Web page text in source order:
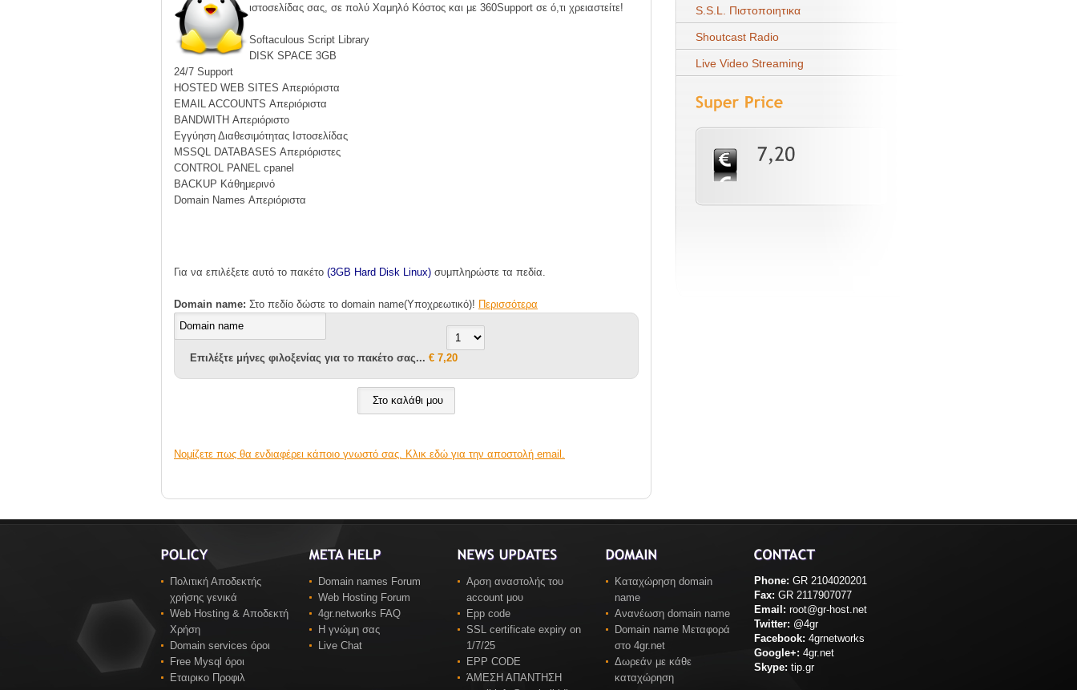
ιστοσελίδας σας, σε πολύ Χαμηλό Κόστος και με 360Support σε ό,τι χρειαστείτε!
Softaculous Script Library
DISK SPACE 3GB
24/7 Support
HOSTED WEB SITES Απεριόριστα
EMAIL ACCOUNTS Απεριόριστα
BANDWITH Απεριόριστo
Εγγύηση Διαθεσιμότητας Ιστοσελίδας
MSSQL DATABASES Απεριόριστες
CONTROL PANEL cpanel
BACKUP Κάθημερινό
Domain Names Απεριόριστα
Για να επιλέξετε αυτό το πακέτο (3GB Hard Disk Linux) συμπληρώστε τα πεδία.
Domain name: Στο πεδίο δώστε το domain name(Υποχρεωτικό)! Περισσότερα
Επιλέξτε μήνες φιλοξενίας για το πακέτο σας... € 7,20
Νομίζετε πως θα ενδιαφέρει κάποιο γνωστό σας. Κλικ εδώ για την αποστολή email.
S.S.L. Πιστοποιητικα
Shoutcast Radio
Live Video Streaming
Πολιτική Αποδεκτής
χρήσης γενικά
Web Hosting & Αποδεκτή
Χρήση
Domain services όροι
Free Mysql όροι
Εταιρικο Προφιλ
Domain names Forum
Web Hosting Forum
4gr.networks FAQ
Η γνώμη σας
Live Chat
Αρση αναστολής του
account μου
Epp code
SSL certificate expiry on
1/7/25
EPP CODE
ΆΜΕΣΗ ΑΠΑΝΤΗΣΗ
Καταχώρηση domain
name
Ανανέωση domain name
Domain name Μεταφορά
στο 4gr.net
Δωρεάν με κάθε
καταχώρηση
Phone: GR 2104020201
Fax: GR 2117907077
Email: root@gr-host.net
Twitter: @4gr
Facebook: 4grnetworks
Google+: 4gr.net
Skype: tip.gr